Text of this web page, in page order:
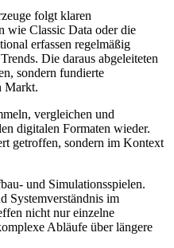
folgt klaren
wie Classic Data oder die
erfassen regelmäßig
Die daraus abgeleiteten
sondern fundierte
Markt.
vergleichen und
digitalen Formaten wieder.
getroffen, sondern im Kontext
und Simulationsspielen.
Systemverständnis im
nicht nur einzelne
Abläufe über längere